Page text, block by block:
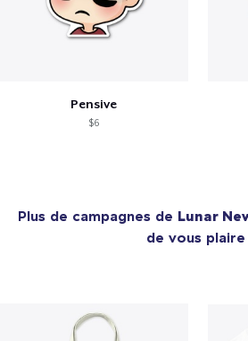
Pensive
$6
Plus de campagnes de Lunar
de vous plaire